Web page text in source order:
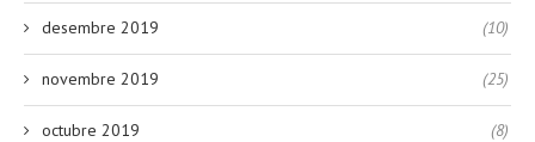
desembre 2019 (10)
novembre 2019 (25)
octubre 2019 (8)